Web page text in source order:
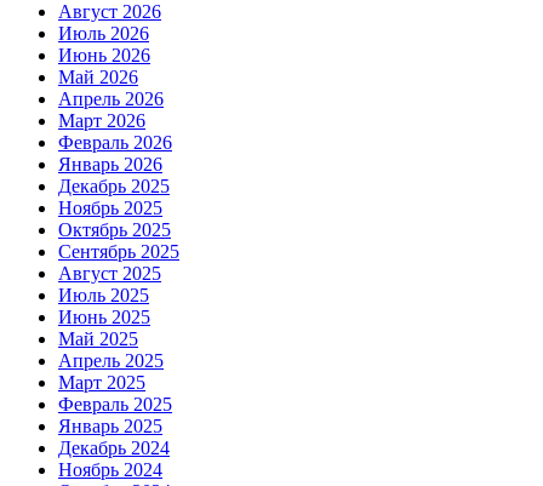
Август 2026
Июль 2026
Июнь 2026
Май 2026
Апрель 2026
Март 2026
Февраль 2026
Январь 2026
Декабрь 2025
Ноябрь 2025
Октябрь 2025
Сентябрь 2025
Август 2025
Июль 2025
Июнь 2025
Май 2025
Апрель 2025
Март 2025
Февраль 2025
Январь 2025
Декабрь 2024
Ноябрь 2024